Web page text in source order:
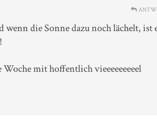
die Sonne dazu noch lächelt, ist
mit hoffentlich vieeeeeeeeel